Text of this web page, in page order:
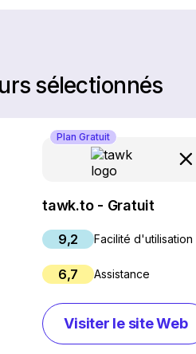
sélectionnés
Plan Gratuit
tawk.to - Gratuit
9,2 Facilité d'utilisation
6,7 Assistance
Visiter le site Web